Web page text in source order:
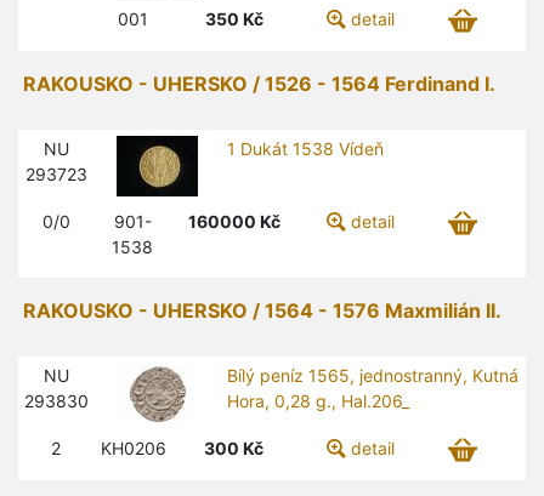
001 350 Kč detail
RAKOUSKO - UHERSKO / 1526 - 1564 Ferdinand I.
NU
293723
1 Dukát 1538 Vídeň
0/0
901-
1538
160000 Kč detail
RAKOUSKO - UHERSKO / 1564 - 1576 Maxmilián II.
NU
293830
Bílý peníz 1565, jednostranný, Kutná
Hora, 0,28 g., Hal.206_
2 KH0206 300 Kč detail